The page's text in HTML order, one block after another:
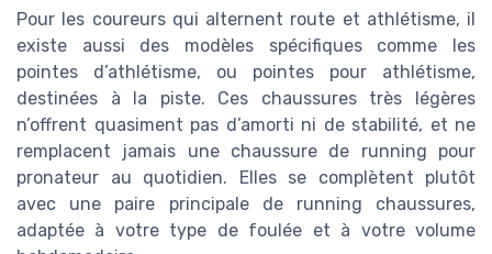
Pour les coureurs qui alternent route et athlétisme, il
existe aussi des modèles spécifiques comme les
pointes d’athlétisme, ou pointes pour athlétisme,
destinées à la piste. Ces chaussures très légères
n’offrent quasiment pas d’amorti ni de stabilité, et ne
remplacent jamais une chaussure de running pour
pronateur au quotidien. Elles se complètent plutôt
avec une paire principale de running chaussures,
adaptée à votre type de foulée et à votre volume